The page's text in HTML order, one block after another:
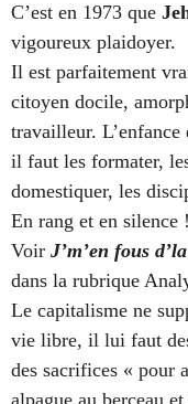
C’est en 1973 que
vigoureux plaidoyer.
Il est parfaitement
citoyen docile,
travailleur.
il faut les formater,
domestiquer, les
En rang et en silence !
Voir J’m’en fous
dans la rubrique
Le capitalisme ne
vie libre, il lui faut
des sacrifices « pour